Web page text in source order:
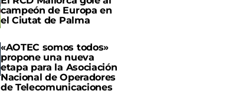
campeón de Europa en
el Ciutat de Palma
«AOTEC somos todos»
propone una nueva
etapa para la Asociación
Nacional de Operadores
de Telecomunicaciones